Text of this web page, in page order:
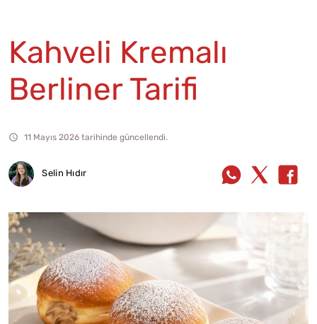
Kahveli Kremalı
Berliner Tarifi
11 Mayıs 2026 tarihinde güncellendi.
Selin Hıdır